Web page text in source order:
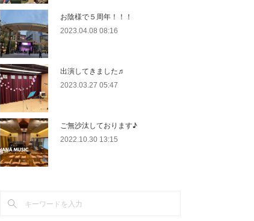
お陰様で５周年！！！
2023.04.08 08:16
出演してきました♬
2023.03.27 05:47
ご無沙汰しております♪
2022.10.30 13:15